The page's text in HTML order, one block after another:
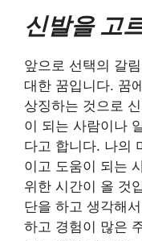
신발을 고
앞으로 선택의 갈
대한 꿈입니다. 꿈
상징하는 것으로
이 되는 사람이나
다고 합니다. 나의
이고 도움이 되는
위한 시간이 올 것
단을 하고 생각해
하고 경험이 많은